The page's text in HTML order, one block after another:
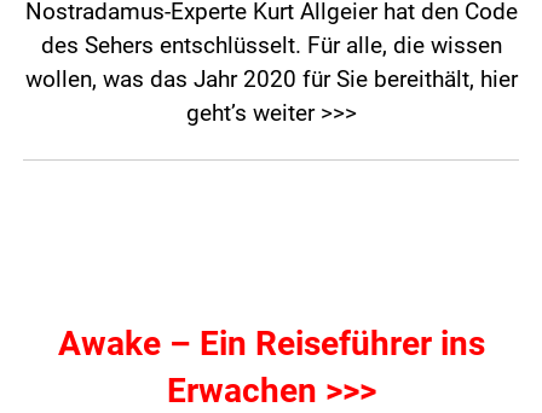
Nostradamus-Experte Kurt Allgeier hat den Code
des Sehers entschlüsselt. Für alle, die wissen
wollen, was das Jahr 2020 für Sie bereithält, hier
geht’s weiter >>>
Awake – Ein Reiseführer ins
Erwachen >>>